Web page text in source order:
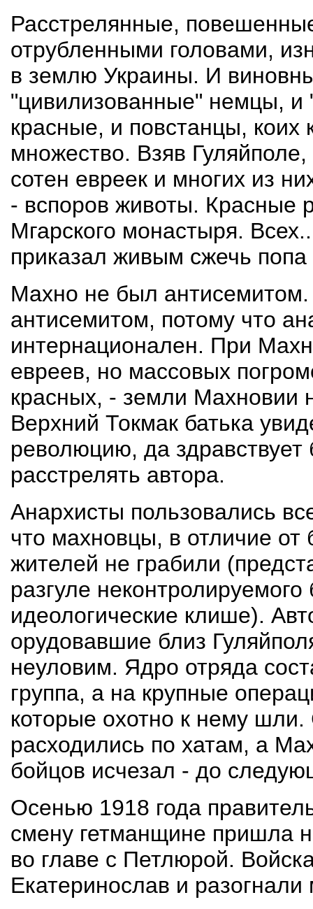
Расстрелянные,
отрубленными головами,
в землю Украины. И
"цивилизованные" немцы, и
красные, и повстанцы,
множество. Взяв
сотен евреек и многих из
- вспоров животы. Красные
Мгарского монастыря.
приказал живым сжечь попа
Махно не был
антисемитом, потому что
интернационален. При
евреев, но массовых
красных, - земли Махновии
Верхний Токмак батька
революцию, да
расстрелять автора.
Анархисты пользовались
что махновцы, в отличие
жителей не грабили
разгуле
идеологические клише).
орудовавшие близ
неуловим. Ядро отряда
группа, а на крупные
которые охотно к нему
расходились по хатам, а
бойцов исчезал - до
Осенью 1918 года
смену гетманщине пришла
во главе с Петлюрой.
Екатеринослав и